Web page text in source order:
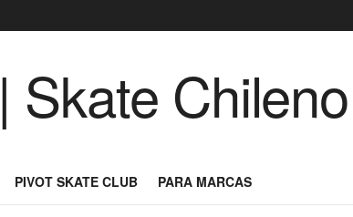
PIVOT SKATE CLUB PARA MARCAS